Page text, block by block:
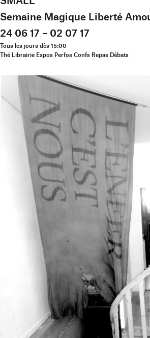
Semaine Magique Liberté
24 06 17 – 02 07 17
Tous les jours dès 15:00
Thé Librairie Expos Perfos Confs Repas Débats